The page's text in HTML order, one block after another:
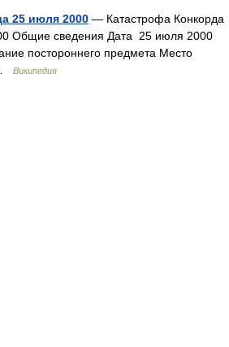
25 июля 2000 — Катастрофа Конкорда
Общие сведения Дата 25 июля 2000
постороннего предмета Место
Википедия